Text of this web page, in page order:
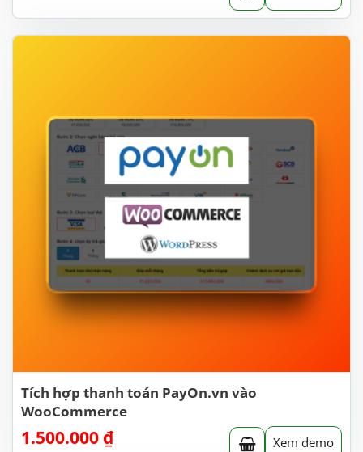
Tích hợp thanh toán PayOn.vn vào
WooCommerce
1.500.000 ₫ Xem demo